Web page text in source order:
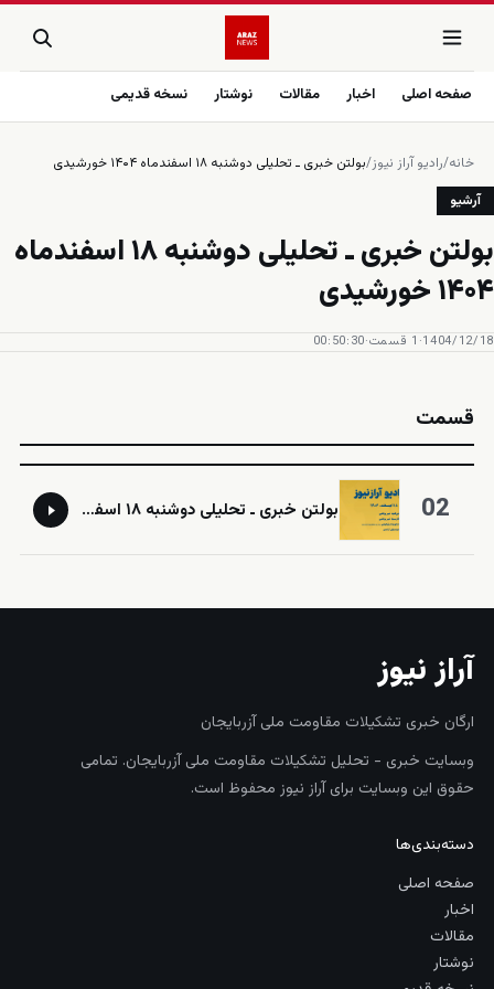
صفحه اصلی اخبار مقالات نوشتار نسخه قدیمی
خانه/رادیو آراز نیوز/
آرشیو
‎⁨بولتن خبری ـ تحلیلی دوشنبه ۱۸ اسفند‌ماه
۱۴۰۴ خورشیدی⁩
1404/12/18
· 1 قسمت ·
00:50:30
قسمت
02 ‎⁨بولتن خبری ـ تحلیلی دوشنبه ۱۸ اسفند‌ماه ۱۴۰۴ خورشیدی⁩
آراز نیوز
ارگان خبری تشکیلات مقاومت ملی آزربایجان
وبسایت خبری - تحلیل تشکیلات مقاومت ملی آزربایجان. تمامی
حقوق این وبسایت برای آراز نیوز محفوظ است.
دسته‌بندی‌ها
صفحه اصلی
اخبار
مقالات
نوشتار